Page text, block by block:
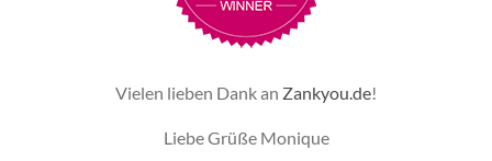
Vielen lieben Dank an Zankyou.de!
Liebe Grüße Monique